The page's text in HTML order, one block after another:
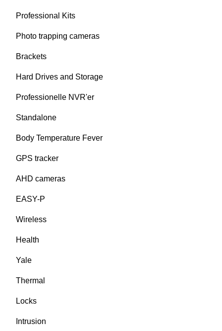
Professional Kits
Photo trapping cameras
Brackets
Hard Drives and Storage
Professionelle NVR'er
Standalone
Body Temperature Fever
GPS tracker
AHD cameras
EASY-P
Wireless
Health
Yale
Thermal
Locks
Intrusion